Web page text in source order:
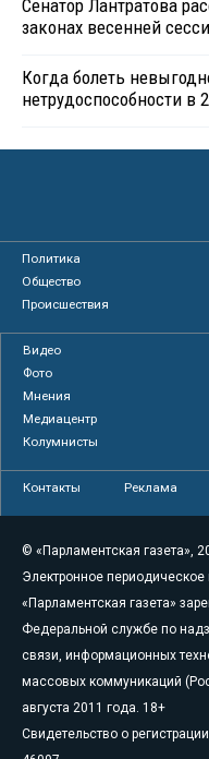
Сенатор Лантратова
законах весенней
Когда болеть
нетрудоспособности в
Политика
Общество
Происшествия
Видео
Фото
Мнения
Медиацентр
Колумнисты
Контакты Реклама
© «Парламентская газета»,
Электронное периодическое
«Парламентская газета»
Федеральной службе по
связи, информационных
массовых коммуникаций
августа 2011 года. 18+
Свидетельство о